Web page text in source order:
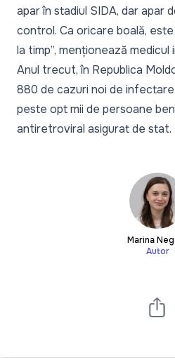
apar în stadiul SIDA, dar apar
control. Ca oricare boală,
la timp”, menționează
Anul trecut, în Republica
880 de cazuri noi de
peste opt mii de persoane
antiretroviral asigurat de stat.
Marina
Autor